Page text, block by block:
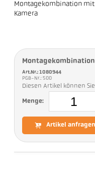
Montagekombination
Kamera
Montagekombination
Art.Nr.: 1080944
PGB-Nr.: 500
Diesen Artikel können
Menge:
Artikel anfragen